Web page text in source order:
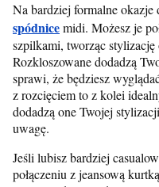
Na bardziej formalne okazje
spódnicemidi. Możesz je
szpilkami, tworząc stylizację
Rozkloszowane dodadzą
sprawi, że będziesz
z rozcięciem to z kolei
dodadzą one Twojej
uwagę.
Jeśli lubisz bardziej
połączeniu z jeansową